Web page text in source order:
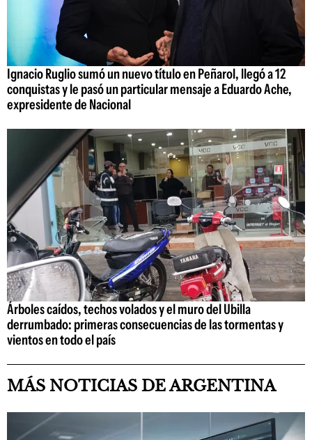
Ignacio Ruglio sumó un nuevo título en Peñarol, llegó a 12
conquistas y le pasó un particular mensaje a Eduardo Ache,
expresidente de Nacional
Árboles caídos, techos volados y el muro del Ubilla
derrumbado: primeras consecuencias de las tormentas y
vientos en todo el país
MÁS NOTICIAS DE ARGENTINA